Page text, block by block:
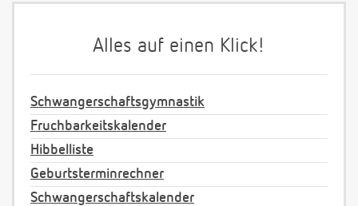
Alles auf einen Klick!
Schwangerschaftsgymnastik
Fruchbarkeitskalender
Hibbelliste
Geburtsterminrechner
Schwangerschaftskalender